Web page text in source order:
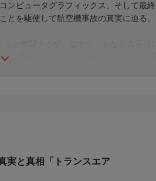
ンピュータグラフィックス、そして最終
とを駆使して航空機事故の真実に迫る。
、両方のエンジンが同時に停止したと証
実と真相「トランスエア